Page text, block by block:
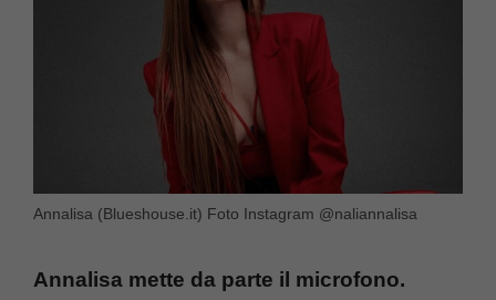
Annalisa (Blueshouse.it) Foto Instagram @naliannalisa
Annalisa mette da parte il microfono.